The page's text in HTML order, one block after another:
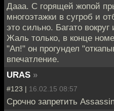
Дааа. С горящей жопой
многоэтажки в сугроб и
это сильно. Багато вокруг
Жаль только, в конце
"Ап!" он прогундел
впечатление.
URAS »
#123 | 16.02.15 08:57
Срочно запретить